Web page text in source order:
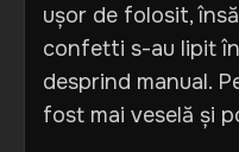
ușor de folosit,
confetti s-au lipit
desprind manual.
fost mai veselă și